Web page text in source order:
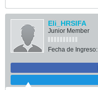
Eli_HRSIFA
Junior Member
Fecha de Ingreso: